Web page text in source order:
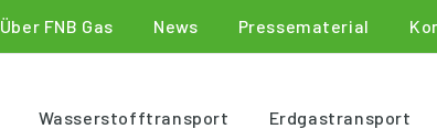
Über FNB Gas News Pressematerial
Wasserstofftransport Erdgastransport